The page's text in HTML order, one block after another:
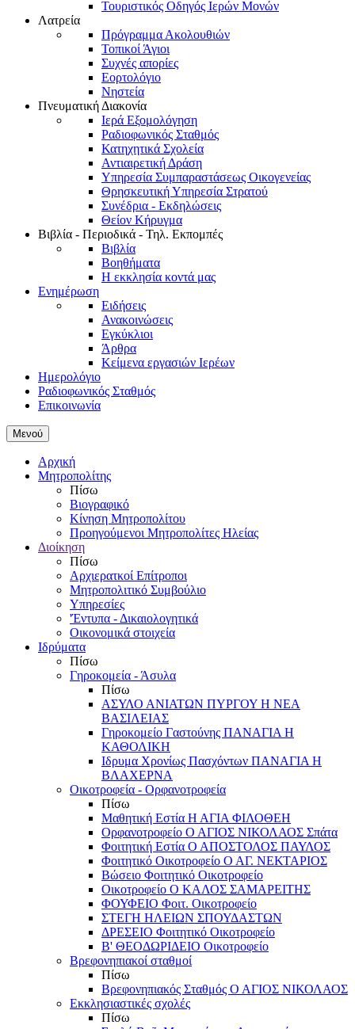
Τουριστικός Οδηγός Ιερών Μονών
Λατρεία
Πρόγραμμα Ακολουθιών
Τοπικοί Άγιοι
Συχνές απορίες
Εορτολόγιο
Νηστεία
Πνευματική Διακονία
Ιερά Εξομολόγηση
Ραδιοφωνικός Σταθμός
Κατηχητικά Σχολεία
Αντιαιρετική Δράση
Υπηρεσία Συμπαραστάσεως Οικογενείας
Θρησκευτική Υπηρεσία Στρατού
Συνέδρια - Εκδηλώσεις
Θείον Κήρυγμα
Βιβλία - Περιοδικά - Τηλ. Εκπομπές
Βιβλία
Βοηθήματα
Η εκκλησία κοντά μας
Ενημέρωση
Ειδήσεις
Ανακοινώσεις
Εγκύκλιοι
Άρθρα
Κείμενα εργασιών Ιερέων
Ημερολόγιο
Ραδιοφωνικός Σταθμός
Επικοινωνία
Μενού
Αρχική
Μητροπολίτης
Πίσω
Βιογραφικό
Κίνηση Μητροπολίτου
Προηγούμενοι Μητροπολίτες Ηλείας
Διοίκηση
Πίσω
Αρχιερατκοί Επίτροποι
Μητροπολιτικό Συμβούλιο
Υπηρεσίες
'Έντυπα - Δικαιολογητικά
Οικονομικά στοιχεία
Ιδρύματα
Πίσω
Γηροκομεία - Άσυλα
Πίσω
ΑΣΥΛΟ ΑΝΙΑΤΩΝ ΠΥΡΓΟΥ Η ΝΕΑ
ΒΑΣΙΛΕΙΑΣ
Γηροκομείο Γαστούνης ΠΑΝΑΓΙΑ Η
ΚΑΘΟΛΙΚΗ
Ιδρυμα Χρονίως Πασχόντων ΠΑΝΑΓΙΑ Η
ΒΛΑΧΕΡΝΑ
Οικοτροφεία - Ορφανοτροφεία
Πίσω
Μαθητική Εστία Η ΑΓΙΑ ΦΙΛΟΘΕΗ
Ορφανοτροφείο Ο ΑΓΙΟΣ ΝΙΚΟΛΑΟΣ Σπάτα
Φοιτητική Εστία Ο ΑΠΟΣΤΟΛΟΣ ΠΑΥΛΟΣ
Φοιτητικό Οικοτροφείο Ο ΑΓ. ΝΕΚΤΑΡΙΟΣ
Βώσειο Φοιτητικό Οικοτροφείο
Οικοτροφείο Ο ΚΑΛΟΣ ΣΑΜΑΡΕΙΤΗΣ
ΦΟΥΦΕΙΟ Φοιτ. Οικοτροφείο
ΣΤΕΓΗ ΗΛΕΙΩΝ ΣΠΟΥΔΑΣΤΩΝ
ΔΡΕΣΕΙΟ Φοιτητικό Οικοτροφείο
Β' ΘΕΟΔΩΡΙΔΕΙΟ Οικοτροφείο
Βρεφονηπιακοί σταθμοί
Πίσω
Βρεφονηπιακός Σταθμός Ο ΑΓΙΟΣ ΝΙΚΟΛΑΟΣ
Εκκλησιαστικές σχολές
Πίσω